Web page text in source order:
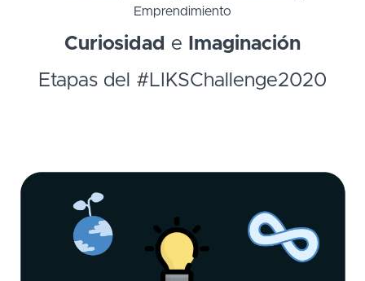
Emprendimiento
Curiosidad e
Imaginación
Etapas del #LIKSChallenge2020